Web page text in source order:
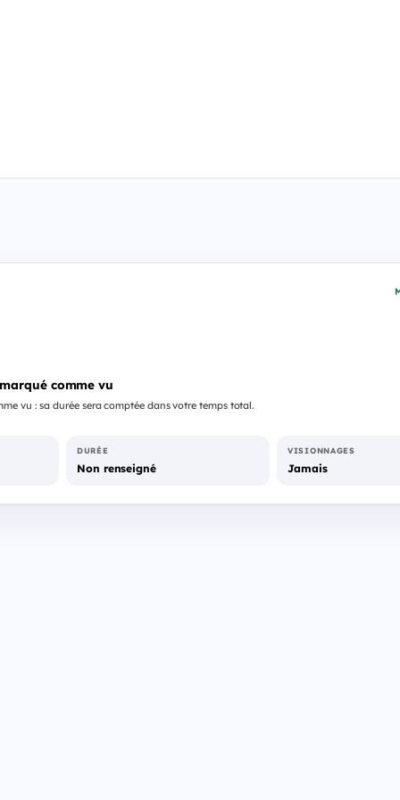
comme vu
vu : sa durée sera comptée dans votre temps total.
DURÉE
Non renseigné
VISIONNAGES
Jamais